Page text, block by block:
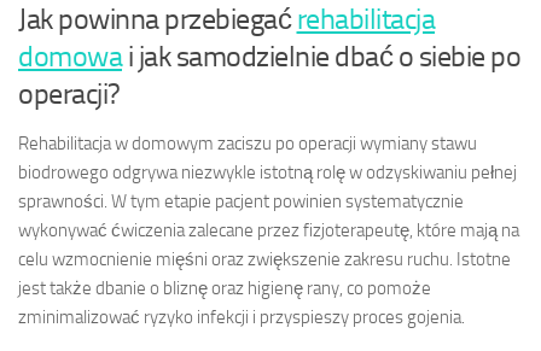
Jak powinna przebiegaćrehabilitacja
domowai jak samodzielnie dbać o siebie po
operacji?
Rehabilitacja w domowym zaciszu po operacji wymiany stawu
biodrowego odgrywa niezwykle istotną rolę w odzyskiwaniu pełnej
sprawności. W tym etapie pacjent powinien systematycznie
wykonywać ćwiczenia zalecane przez fizjoterapeutę, które mają na
celu wzmocnienie mięśni oraz zwiększenie zakresu ruchu. Istotne
jest także dbanie o bliznę oraz higienę rany, co pomoże
zminimalizować ryzyko infekcji i przyspieszy proces gojenia.